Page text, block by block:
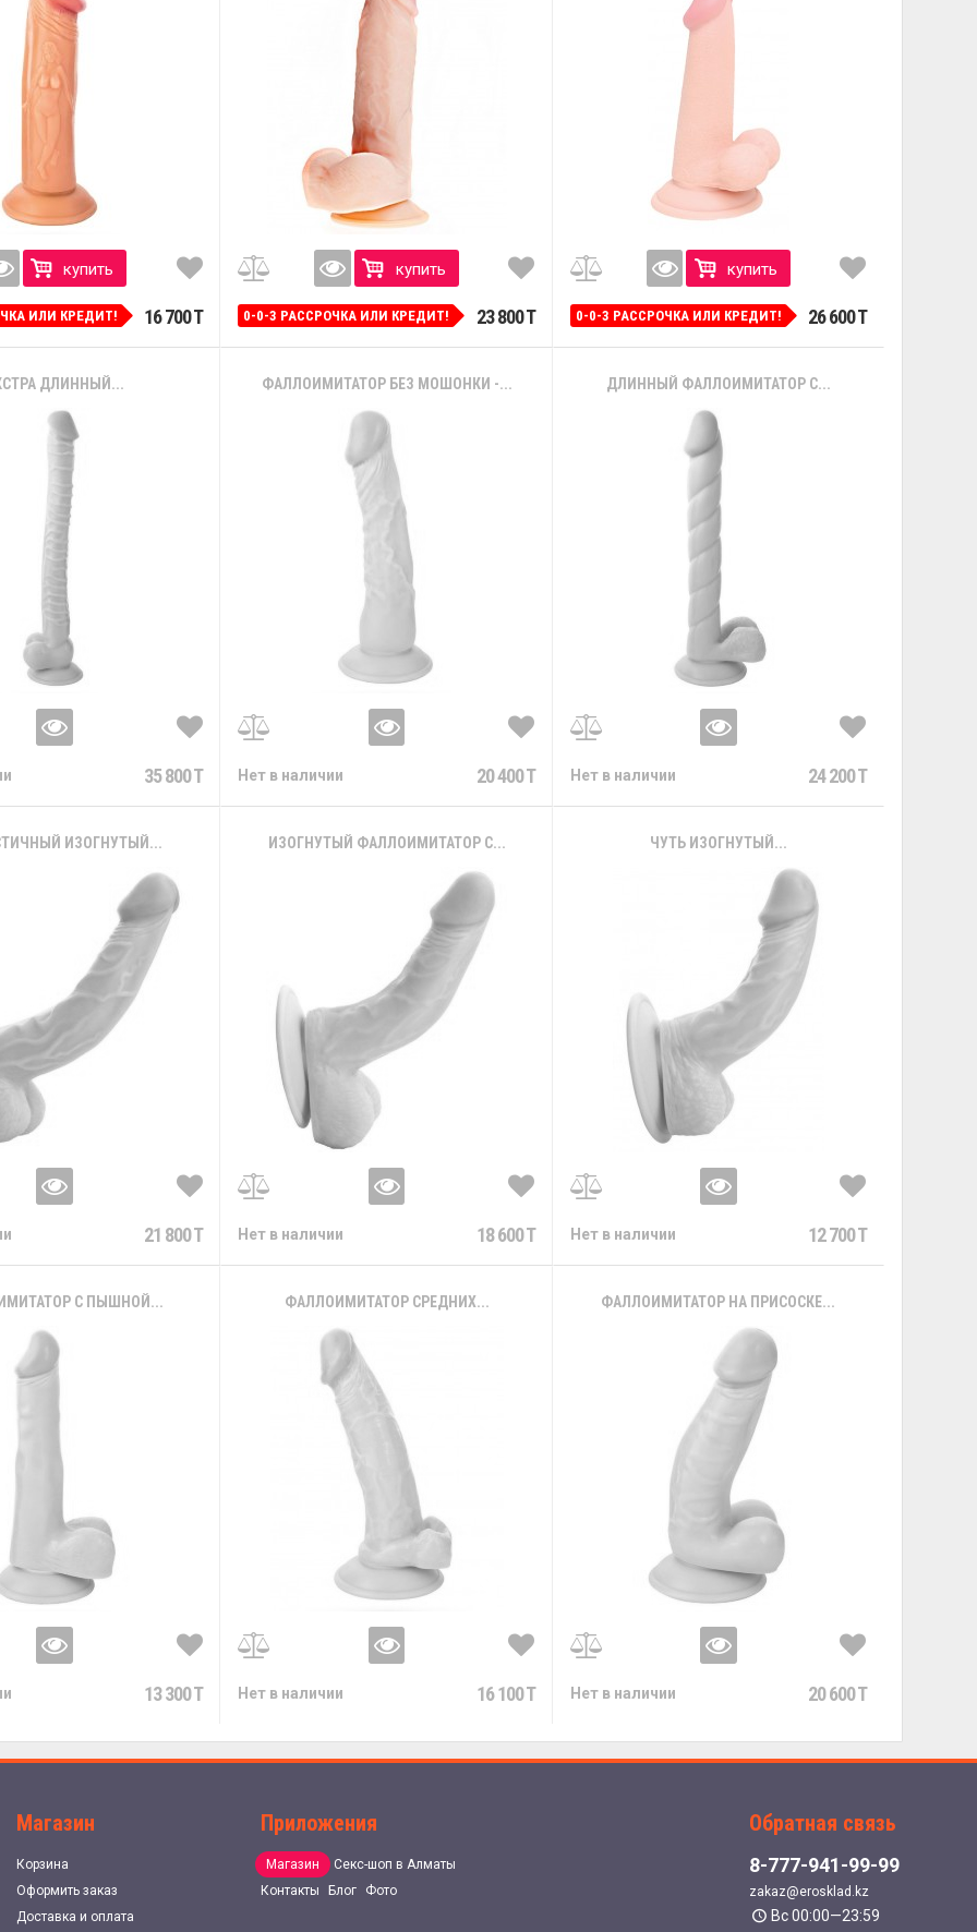
купить
ИЛИ КРЕДИТ! 16 700 T
купить
0-0-3 РАССРОЧКА ИЛИ КРЕДИТ! 23 800 T
купить
0-0-3 РАССРОЧКА ИЛИ КРЕДИТ! 26 600 T
ДЛИННЫЙ...
35 800 T
ФАЛЛОИМИТАТОР БЕЗ МОШОНКИ -...
Нет в наличии 20 400 T
ДЛИННЫЙ ФАЛЛОИМИТАТОР С...
Нет в наличии 24 200 T
ИЗОГНУТЫЙ...
21 800 T
ИЗОГНУТЫЙ ФАЛЛОИМИТАТОР С...
Нет в наличии 18 600 T
ЧУТЬ ИЗОГНУТЫЙ...
Нет в наличии 12 700 T
С ПЫШНОЙ...
13 300 T
ФАЛЛОИМИТАТОР СРЕДНИХ...
Нет в наличии 16 100 T
ФАЛЛОИМИТАТОР НА ПРИСОСКЕ...
Нет в наличии 20 600 T
Магазин
Корзина
Оформить заказ
Доставка и оплата
Приложения
Магазин
Секс-шоп в Алматы
Контакты
Блог Фото
Обратная связь
8-777-941-99-99
zakaz@erosklad.kz
Вс 00:00—23:59